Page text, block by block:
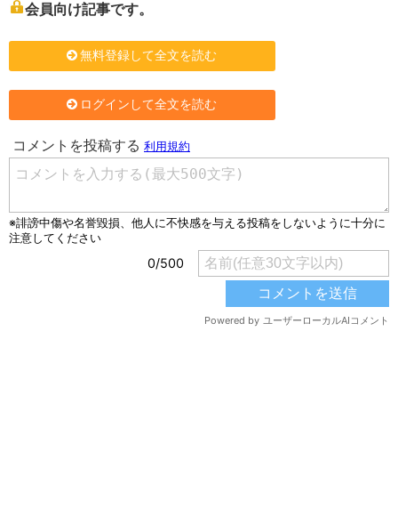
会員向け記事です。
無料登録して全文を読む
ログインして全文を読む